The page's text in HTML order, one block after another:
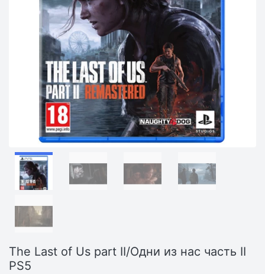
The Last of Us part II/Одни из нас часть II
PS5